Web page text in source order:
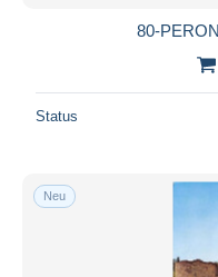
80-
Status
Neu